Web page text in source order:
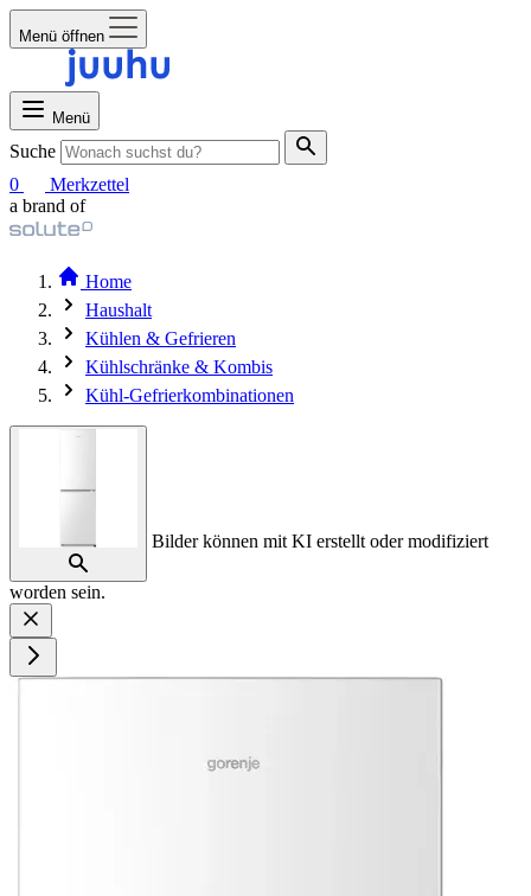
Menü öffnen
Menü
Suche
0
Merkzettel
a brand of
Home
Haushalt
Kühlen & Gefrieren
Kühlschränke & Kombis
Kühl-Gefrierkombinationen
Bilder können mit KI erstellt oder modifiziert
worden sein.